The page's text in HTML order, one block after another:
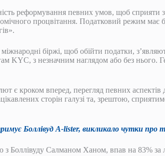
реформування певних умов, щоб сприяти
процвітання. Податковий режим
біржі, щоб обійти податки,
KYC, з незначним наглядом або без нього.
є кроком вперед, перегляд певних
сторін галузі та, зрештою,
Боллівуд A-lister, викликало чутки про
Боллівуду Салманом Ханом, впав на 83% за